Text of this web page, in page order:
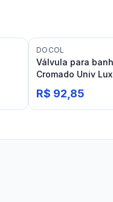
DOCOL
Válvula para
Cromado Univ
R$ 92,85